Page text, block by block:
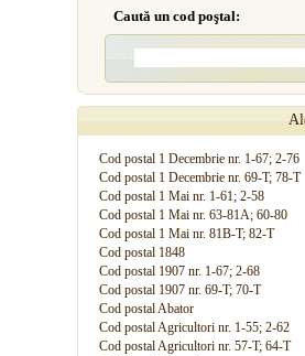
Caută un cod poştal:
Cod postal 1 Decembrie nr. 1-67; 2-76
Cod postal 1 Decembrie nr. 69-T; 78-T
Cod postal 1 Mai nr. 1-61; 2-58
Cod postal 1 Mai nr. 63-81A; 60-80
Cod postal 1 Mai nr. 81B-T; 82-T
Cod postal 1848
Cod postal 1907 nr. 1-67; 2-68
Cod postal 1907 nr. 69-T; 70-T
Cod postal Abator
Cod postal Agricultori nr. 1-55; 2-62
Cod postal Agricultori nr. 57-T; 64-T